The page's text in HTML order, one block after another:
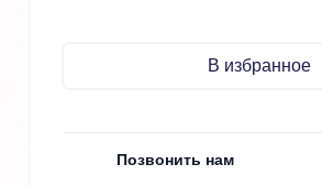
В избранное
Позвонить нам